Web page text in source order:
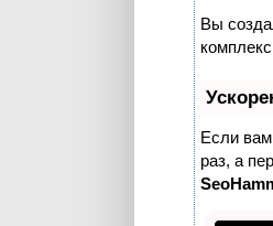
Вы
Если вам
раз, а